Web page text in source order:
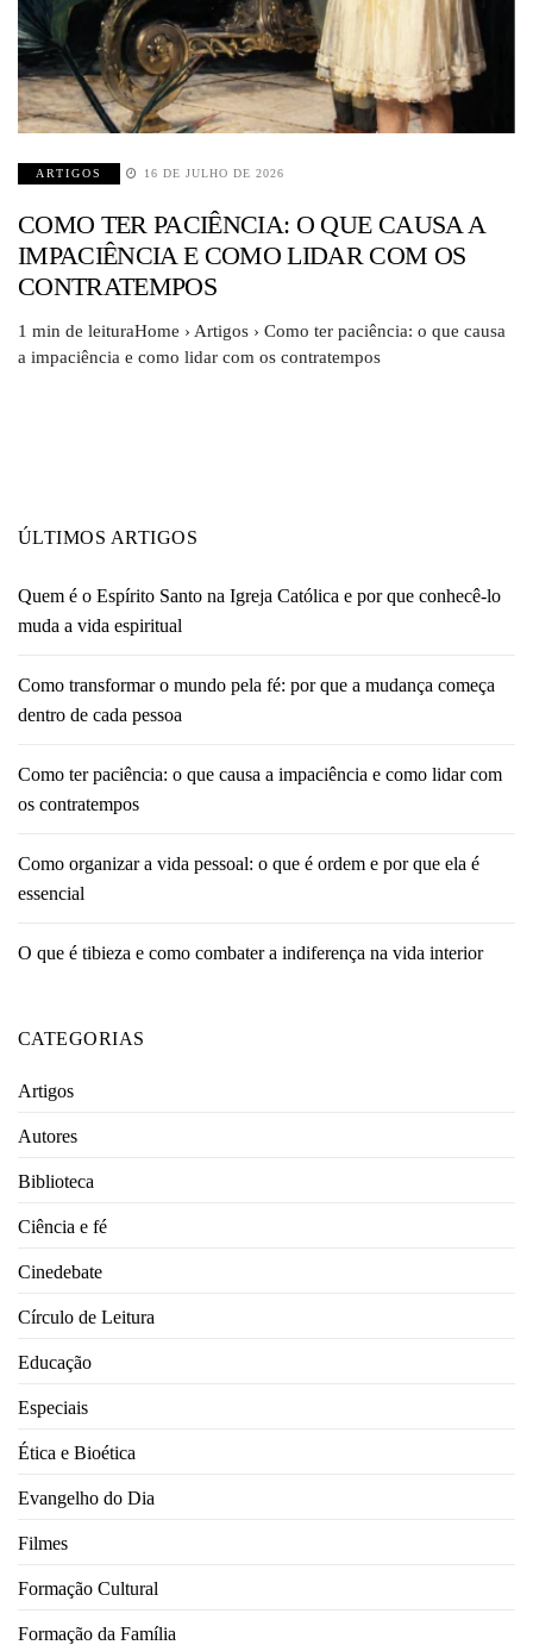
ARTIGOS 16 DE JULHO DE 2026
COMO TER PACIÊNCIA: O QUE CAUSA A
IMPACIÊNCIA E COMO LIDAR COM OS
CONTRATEMPOS
1 min de leituraHome › Artigos › Como ter paciência: o que causa
a impaciência e como lidar com os contratempos
ÚLTIMOS ARTIGOS
Quem é o Espírito Santo na Igreja Católica e por que conhecê-lo
muda a vida espiritual
Como transformar o mundo pela fé: por que a mudança começa
dentro de cada pessoa
Como ter paciência: o que causa a impaciência e como lidar com
os contratempos
Como organizar a vida pessoal: o que é ordem e por que ela é
essencial
O que é tibieza e como combater a indiferença na vida interior
CATEGORIAS
Artigos
Autores
Biblioteca
Ciência e fé
Cinedebate
Círculo de Leitura
Educação
Especiais
Ética e Bioética
Evangelho do Dia
Filmes
Formação Cultural
Formação da Família